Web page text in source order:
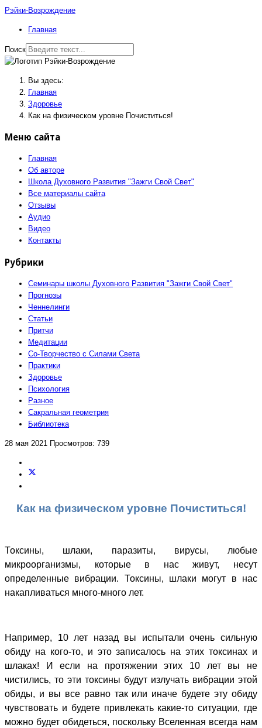
Рэйки-Возрождение
Главная
Поиск
Вы здесь:
Главная
Здоровье
Как на физическом уровне Почиститься!
Меню сайта
Главная
Об авторе
Школа Духовного Развития "Зажги Свой Свет"
Все материалы сайта
Отзывы
Аудио
Видео
Контакты
Рубрики
Семинары школы Духовного Развития "Зажги Свой Свет"
Прогнозы
Ченнелинги
Статьи
Притчи
Медитации
Со-Творчество с Силами Света
Практики
Здоровье
Психология
Разное
Сакральная геометрия
Библиотека
28 мая 2021 Просмотров: 739
Как на физическом уровне Почиститься!
Токсины, шлаки, паразиты, вирусы, любые
микроорганизмы, которые в нас живут, несут
определенные вибрации. Токсины, шлаки могут в нас
накапливаться много-много лет.
Например, 10 лет назад вы испытали очень сильную
обиду на кого-то, и это записалось на этих токсинах и
шлаках! И если на протяжении этих 10 лет вы не
чистились, то эти токсины будут излучать вибрации этой
обиды, и вы все равно так или иначе будете эту обиду
чувствовать и будете привлекать какие-то ситуации, где
можно будет обидеться, поскольку Вселенная всегда нам